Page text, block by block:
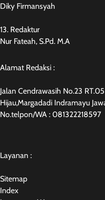
Diky Firmansyah
13. Redaktur
Nur Fateah, S.Pd. M.A
Alamat Redaksi :
Jalan Cendrawasih No.23
Hijau,Margadadi Indramayu
No.telpon/WA : 081322218597
Layanan :
Sitemap
Index